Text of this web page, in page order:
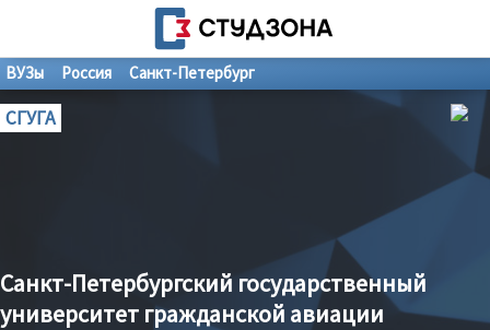
ВУЗы Россия Санкт-Петербург
СГУГА
Санкт-Петербургский государственный
университет гражданской авиации